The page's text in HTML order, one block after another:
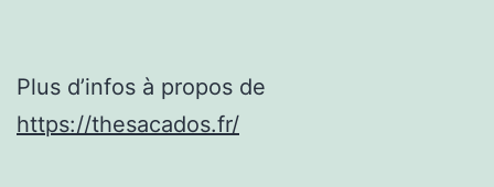
Plus d’infos à propos de
https://thesacados.fr/